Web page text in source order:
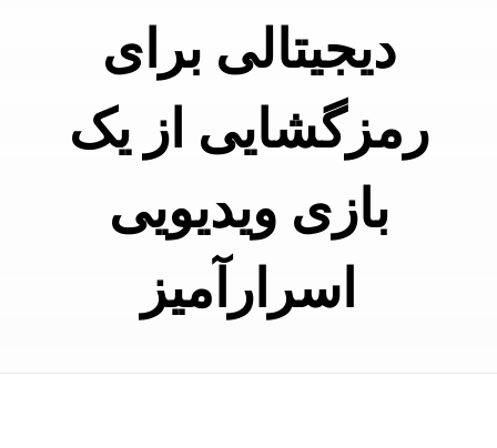
دیجیتالی برای
رمزگشایی از یک
بازی ویدیویی
اسرارآمیز